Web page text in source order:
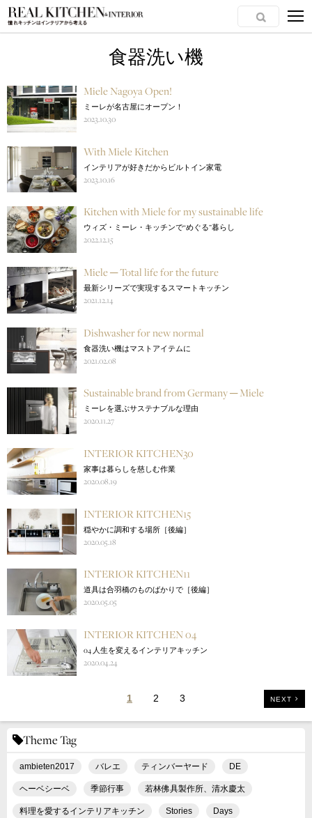
食器洗い機
Miele Nagoya Open!
ミーレが名古屋にオープン！
2023.10.30
With Miele Kitchen
インテリアが好きだからビルトイン家電
2023.10.16
Kitchen with Miele for my sustainable life
ウィズ・ミーレ・キッチンで“めぐる”暮らし
2022.12.15
Miele ─ Total life for the future
最新シリーズで実現するスマートキッチン
2021.12.14
Dishwasher for new normal
食器洗い機はマストアイテムに
2021.02.08
Sustainable brand from Germany ─ Miele
ミーレを選ぶサステナブルな理由
2020.11.27
INTERIOR KITCHEN30
家事は暮らしを慈しむ作業
2020.08.19
INTERIOR KITCHEN15
穏やかに調和する場所［後編］
2020.05.18
INTERIOR KITCHEN11
道具は合羽橋のものばかりで［後編］
2020.05.05
INTERIOR KITCHEN 04
04 人生を変えるインテリアキッチン
2020.04.24
1 2 3 NEXT
Theme Tag
ambieten2017 バレエ ティンバーヤード DE
ヘーベシーベ 季節行事 若林佛具製作所、清水慶太
料理を愛するインテリアキッチン Stories Days